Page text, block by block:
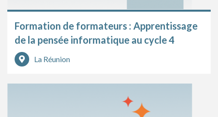
Formation de formateurs : Apprentissage
de la pensée informatique au cycle 4
La Réunion